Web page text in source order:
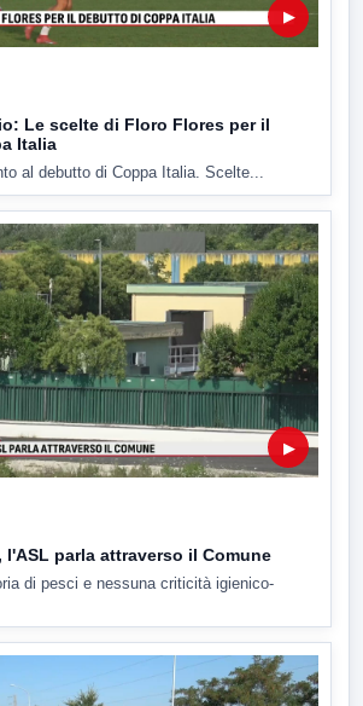
▶
Le scelte di Floro Flores per il
Italia
al debutto di Coppa Italia. Scelte...
▶
l'ASL parla attraverso il Comune
di pesci e nessuna criticità igienico-